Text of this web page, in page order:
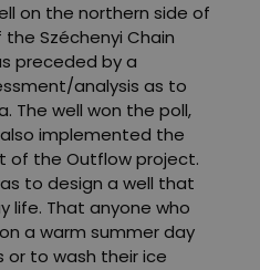
on the northern side of
Széchenyi Chain
preceded by a
analysis as to
The well won the poll,
implemented the
of the Outflow project.
to design a well that
life. That anyone who
a warm summer day
or to wash their ice